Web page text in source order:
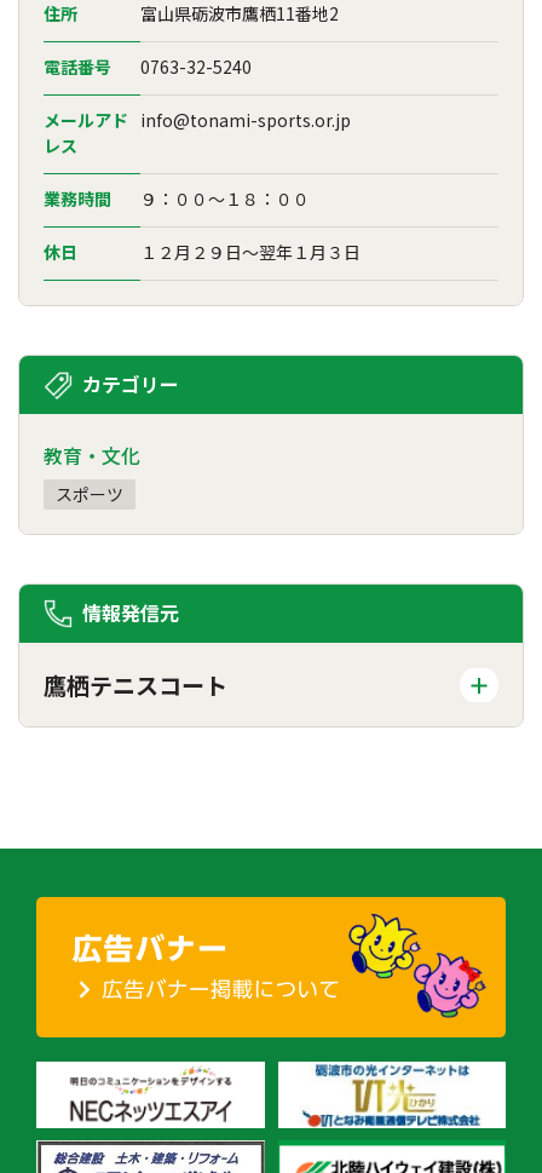
住所 富山県砺波市鷹栖11番地2
電話番号 0763-32-5240
メールアド
レス
info@tonami-sports.or.jp
業務時間 ９：００～１８：００
休日 １２月２９日～翌年１月３日
カテゴリー
教育・文化
スポーツ
情報発信元
鷹栖テニスコート